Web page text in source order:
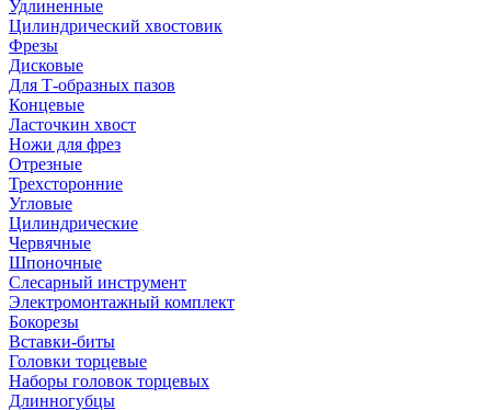
Удлиненные
Цилиндрический хвостовик
Фрезы
Дисковые
Для Т-образных пазов
Концевые
Ласточкин хвост
Ножи для фрез
Отрезные
Трехсторонние
Угловые
Цилиндрические
Червячные
Шпоночные
Слесарный инструмент
Электромонтажный комплект
Бокорезы
Вставки-биты
Головки торцевые
Наборы головок торцевых
Длинногубцы